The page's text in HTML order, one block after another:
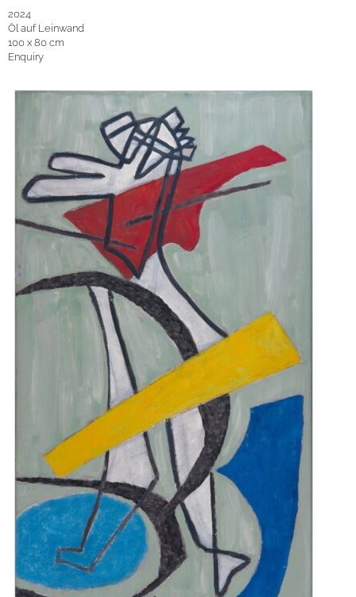
2024
Öl auf Leinwand
100 x 80 cm
Enquiry